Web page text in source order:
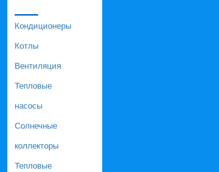
Кондиционеры
Котлы
Вентиляция
Тепловые
насосы
Солнечные
коллекторы
Тепловые